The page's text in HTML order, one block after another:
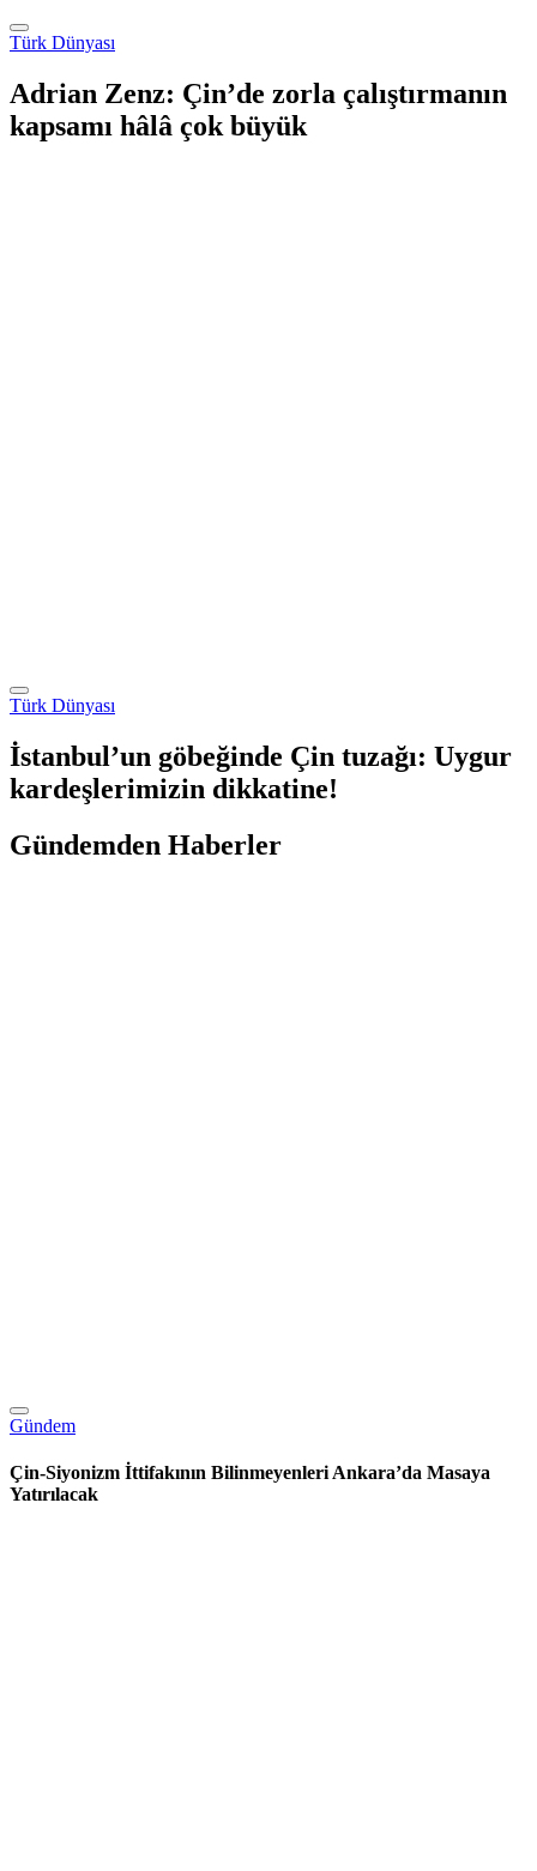
Türk Dünyası
Adrian Zenz: Çin’de zorla çalıştırmanın
kapsamı hâlâ çok büyük
Türk Dünyası
İstanbul’un göbeğinde Çin tuzağı: Uygur
kardeşlerimizin dikkatine!
Gündemden Haberler
Gündem
Çin-Siyonizm İttifakının Bilinmeyenleri Ankara’da Masaya
Yatırılacak